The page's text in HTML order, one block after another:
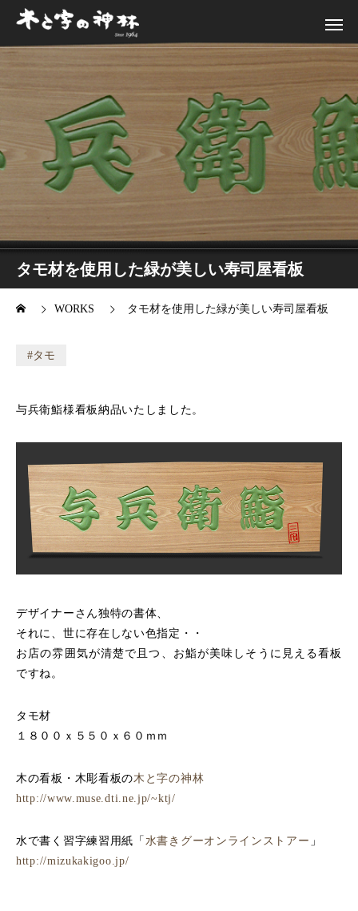
タモ材を使用した緑が美しい寿司屋看板
WORKS タモ材を使用した緑が美しい寿司屋看板
タモ
与兵衛鮨様看板納品いたしました。
デザイナーさん独特の書体、
それに、世に存在しない色指定・・
お店の雰囲気が清楚で且つ、お鮨が美味しそうに見える看板
ですね。
タモ材
１８００ｘ５５０ｘ６０ｍｍ
木の看板・木彫看板の木と字の神林
http://www.muse.dti.ne.jp/~ktj/
水で書く習字練習用紙「 水書きグーオンラインストアー 」
http://mizukakigoo.jp/